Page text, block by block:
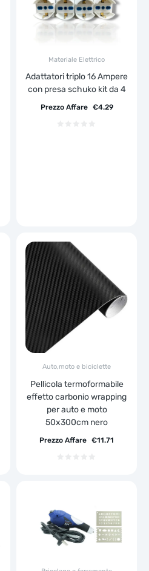
Materiale Elettrico
Adattatori triplo 16 Ampere
con presa schuko kit da 4
€4.29
Prezzo Affare
Auto,moto e biciclette
Pellicola termoformabile
effetto carbonio wrapping
per auto e moto
50x300cm nero
€11.71
Prezzo Affare